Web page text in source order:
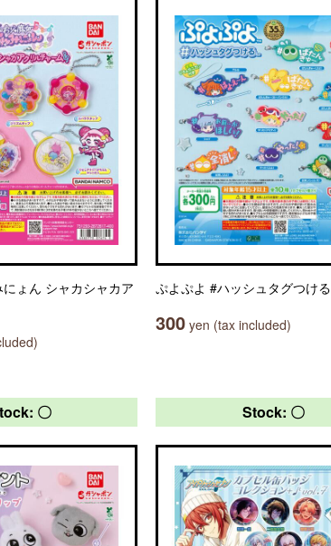
ょん シャカシャカア
ぷよぷよ #ハッシュタグつける
300 yen (tax included)
〇 Stock: 〇